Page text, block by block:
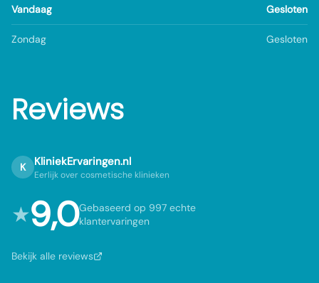
Vandaag Gesloten
Zondag Gesloten
Reviews
K KliniekErvaringen.nl
Eerlijk over cosmetische klinieken
★9,0Gebaseerd op 997 echte
klantervaringen
Bekijk alle reviews